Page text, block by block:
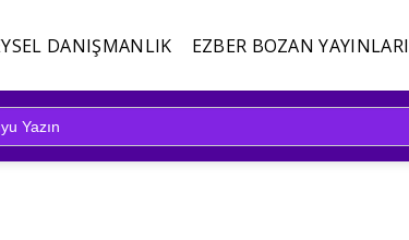
DANIŞMANLIK EZBER BOZAN YAYINLARI